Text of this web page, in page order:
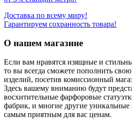
Доставка по всему миру!
Гарантируем сохранность товара!
О нашем магазине
Если вам нравятся изящные и
то вы всегда сможете пополнить
изделий, посетив комиссионный
Здесь вашему вниманию будут
восхитительные фарфоровые
фабрик, и многие другие
самым приятным для вас ценам.